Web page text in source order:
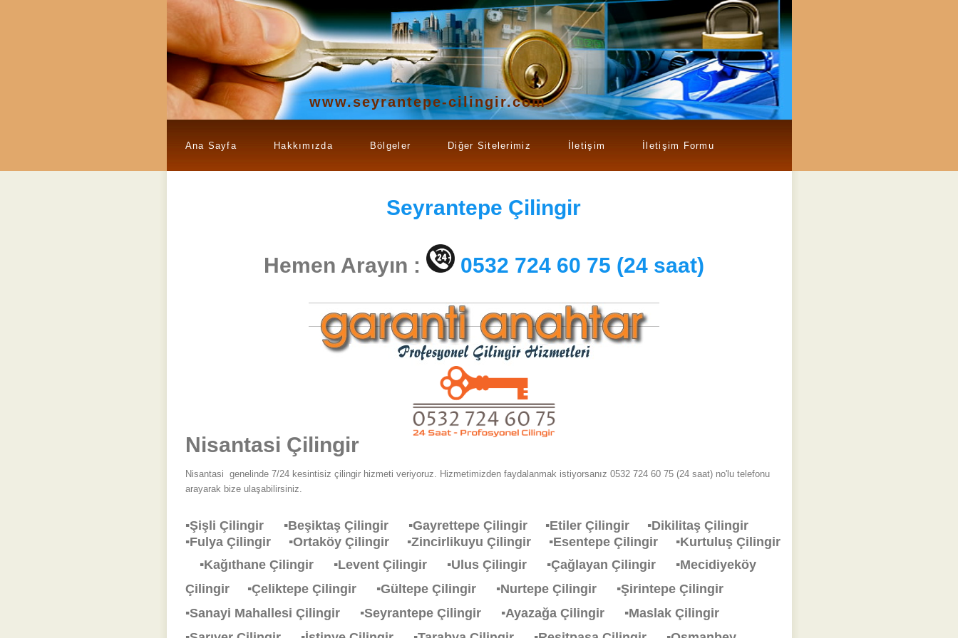
www.seyrantepe-cilingir.com
Ana Sayfa Hakkımızda Bölgeler Diğer Sitelerimiz İletişim İletişim Formu
Seyrantepe Çilingir
Hemen Arayın : 0532 724 60 75 (24 saat)
Nisantasi Çilingir
Nisantasi genelinde 7/24 kesintisiz çilingir hizmeti veriyoruz. Hizmetimizden faydalanmak istiyorsanız 0532 724 60 75 (24 saat) no'lu telefonu
arayarak bize ulaşabilirsiniz.
▪Şişli Çilingir ▪Beşiktaş Çilingir ▪Gayrettepe Çilingir ▪Etiler Çilingir ▪Dikilitaş Çilingir
▪Fulya Çilingir ▪Ortaköy Çilingir ▪Zincirlikuyu Çilingir ▪Esentepe Çilingir ▪Kurtuluş Çilingir
▪Kağıthane Çilingir
▪Levent Çilingir ▪Ulus Çilingir ▪Çağlayan Çilingir
▪Mecidiyeköy
Çilingir ▪Çeliktepe Çilingir ▪Gültepe Çilingir ▪Nurtepe Çilingir
▪Şirintepe Çilingir
▪Sanayi Mahallesi Çilingir
▪Seyrantepe Çilingir ▪Ayazağa Çilingir
▪Maslak Çilingir